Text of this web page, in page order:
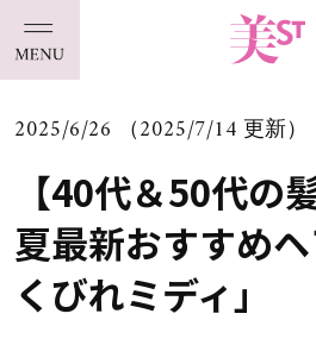
2025/6/26 （2025/7/14 更新）
【40代＆50代の
夏最新おすすめ
くびれミディ」